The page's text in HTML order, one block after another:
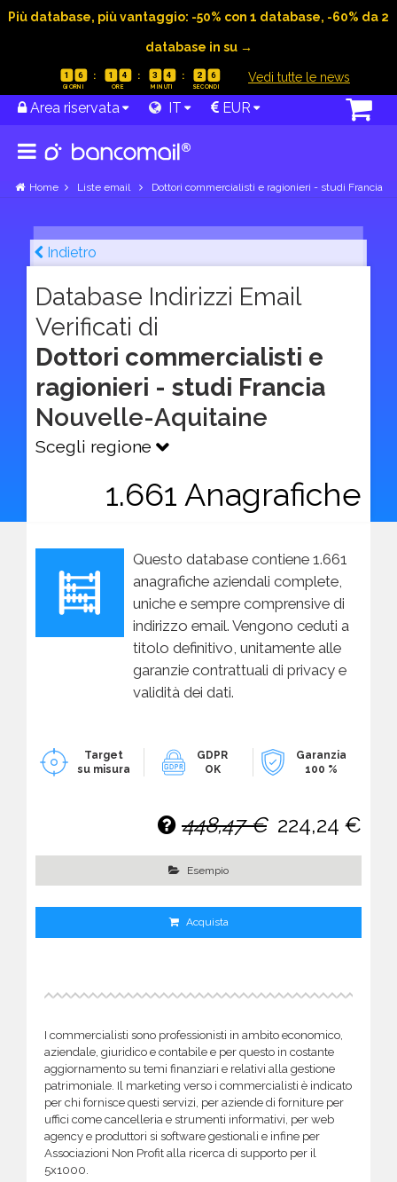
Più database, più vantaggio: -50% con 1 database, -60% da 2
database in su →
1 6 1 4 3 4 2 5 Vedi tutte le news
Area riservata IT EUR
Home Liste email Dottori commercialisti e ragionieri - studi Francia
Indietro
Database Indirizzi Email
Verificati di
Dottori commercialisti e
ragionieri - studi Francia
Nouvelle-Aquitaine
Scegli regione
1.661 Anagrafiche
Questo database contiene 1.661
anagrafiche aziendali complete,
uniche e sempre comprensive di
indirizzo email. Vengono ceduti a
titolo definitivo, unitamente alle
garanzie contrattuali di privacy e
validità dei dati.
Target
su misura
GDPR
OK
Garanzia
100 %
448,47 € 224,24 €
Esempio
Acquista
I commercialisti sono professionisti in ambito economico,
aziendale, giuridico e contabile e per questo in costante
aggiornamento su temi finanziari e relativi alla gestione
patrimoniale. Il marketing verso i commercialisti è indicato
per chi fornisce questi servizi, per aziende di forniture per
uffici come cancelleria e strumenti informativi, per web
agency e produttori si software gestionali e infine per
Associazioni Non Profit alla ricerca di supporto per il
5x1000.